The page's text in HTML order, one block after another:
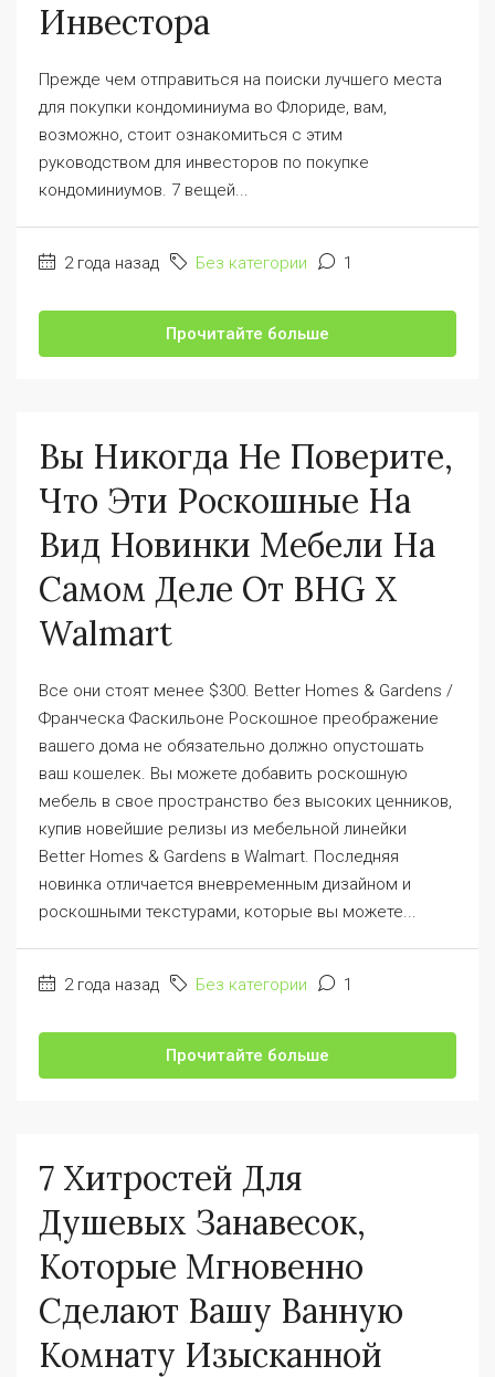
Инвестора
Прежде чем отправиться на поиски лучшего места
для покупки кондоминиума во Флориде, вам,
возможно, стоит ознакомиться с этим
руководством для инвесторов по покупке
кондоминиумов. 7 вещей...
2 года назад Без категории 1
Прочитайте больше
Вы Никогда Не Поверите,
Что Эти Роскошные На
Вид Новинки Мебели На
Самом Деле От BHG X
Walmart
Все они стоят менее $300. Better Homes & Gardens /
Франческа Фаскильоне Роскошное преображение
вашего дома не обязательно должно опустошать
ваш кошелек. Вы можете добавить роскошную
мебель в свое пространство без высоких ценников,
купив новейшие релизы из мебельной линейки
Better Homes & Gardens в Walmart. Последняя
новинка отличается вневременным дизайном и
роскошными текстурами, которые вы можете...
2 года назад Без категории 1
Прочитайте больше
7 Хитростей Для
Душевых Занавесок,
Которые Мгновенно
Сделают Вашу Ванную
Комнату Изысканной